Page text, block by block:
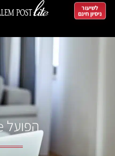
לשיעור
ניסיון חינם
הפועל to be